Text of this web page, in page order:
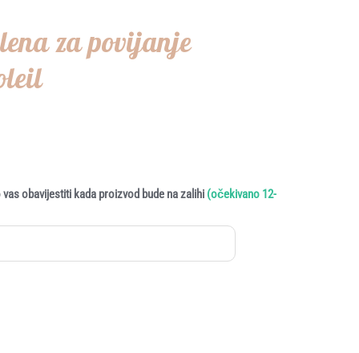
za povijanje
obavijestiti kada proizvod bude na zalihi (očekivano 12-